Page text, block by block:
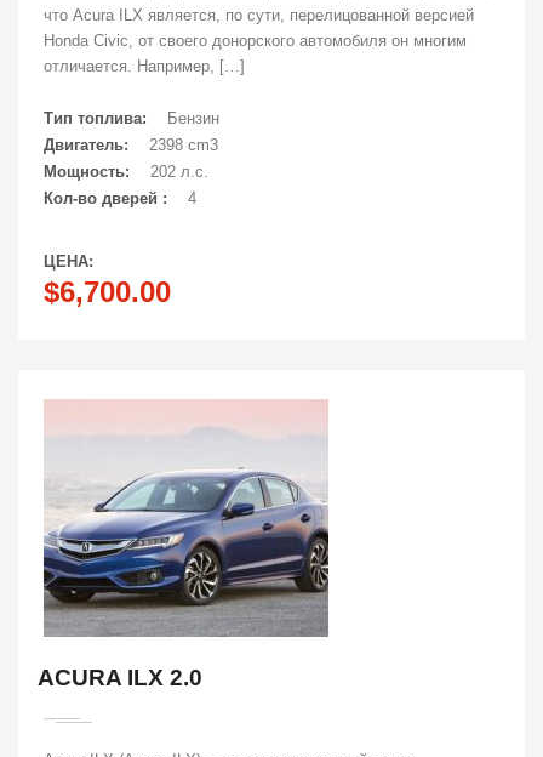
что Acura ILX является, по сути, перелицованной версией
Honda Civic, от своего донорского автомобиля он многим
отличается. Например, […]
Тип топлива:
Бензин
Двигатель:
2398 cm3
Мощность:
202 л.с.
Кол-во дверей :
4
ЦЕНА:
$6,700.00
ACURA ILX 2.0